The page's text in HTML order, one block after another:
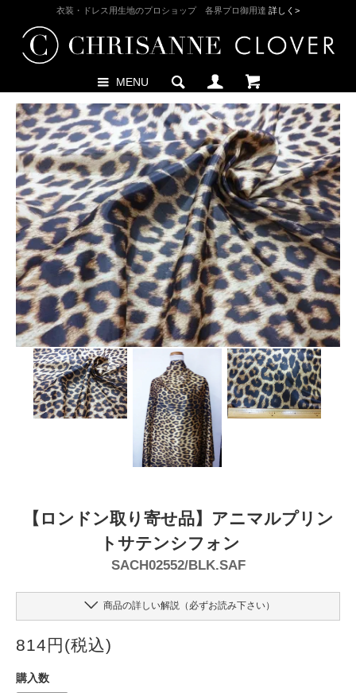
衣装・ドレス用生地のプロショップ 各界プロ御用達 詳しく>
MENU
【ロンドン取り寄せ品】アニマルプリン
トサテンシフォン
SACH02552/BLK.SAF
商品の詳しい解説（必ずお読み下さい）
814円(税込)
購入数